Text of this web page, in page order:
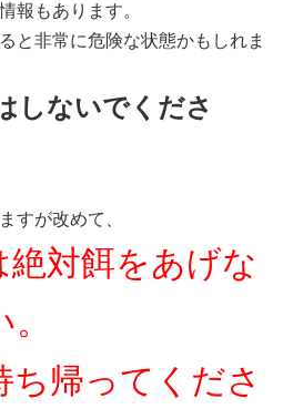
報もあります。
と非常に危険な状態かもしれま
しないでくださ
すが改めて、
絶対餌をあげな
ち帰ってくださ